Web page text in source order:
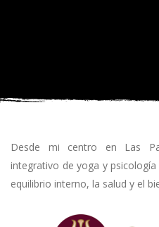
Desde mi centro en Las
integrativo de yoga y
equilibrio interno, la salud y el